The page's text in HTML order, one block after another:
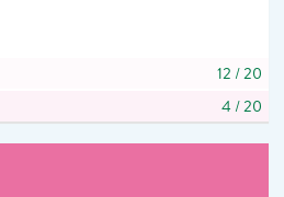
12 /20
4 /20